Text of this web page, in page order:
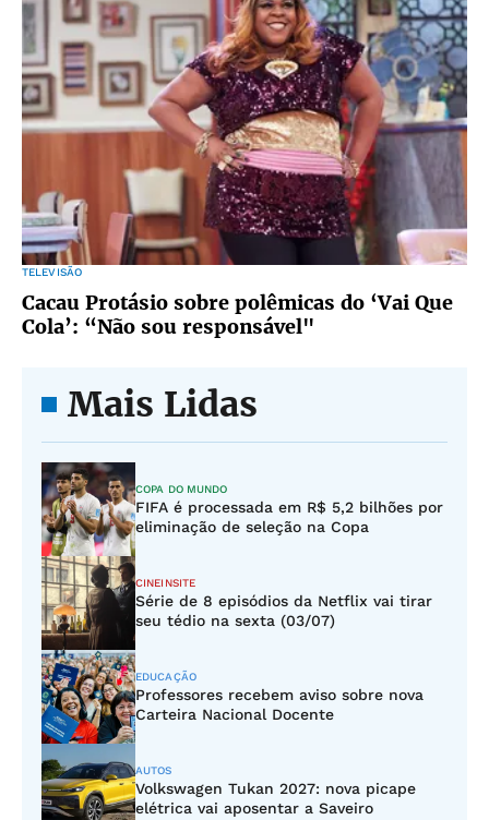
TELEVISÃO
Cacau Protásio sobre polêmicas do ‘Vai Que
Cola’: “Não sou responsável"
Mais Lidas
COPA DO MUNDO
FIFA é processada em R$ 5,2 bilhões por
eliminação de seleção na Copa
CINEINSITE
Série de 8 episódios da Netflix vai tirar
seu tédio na sexta (03/07)
EDUCAÇÃO
Professores recebem aviso sobre nova
Carteira Nacional Docente
AUTOS
Volkswagen Tukan 2027: nova picape
elétrica vai aposentar a Saveiro